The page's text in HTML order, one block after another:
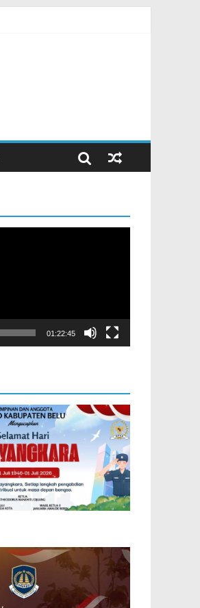
01:22:45